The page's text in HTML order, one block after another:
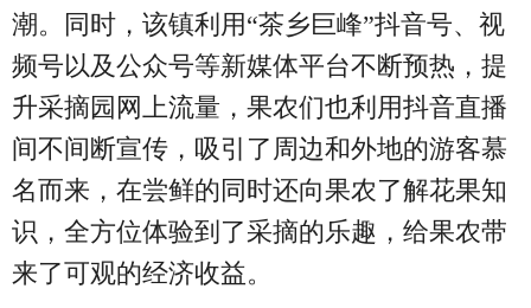
潮。同时，该镇利用“茶乡巨峰”抖音号、视
频号以及公众号等新媒体平台不断预热，提
升采摘园网上流量，果农们也利用抖音直播
间不间断宣传，吸引了周边和外地的游客慕
名而来，在尝鲜的同时还向果农了解花果知
识，全方位体验到了采摘的乐趣，给果农带
来了可观的经济收益。